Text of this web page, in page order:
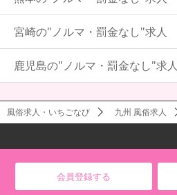
宮崎の"ノルマ・罰金なし"求人
鹿児島の"ノルマ・罰金なし"求人
風俗求人・いちごなび 九州 風俗求人
会員登録する